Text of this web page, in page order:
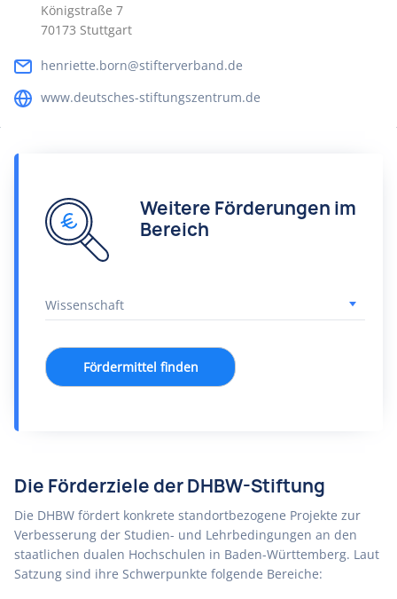
Königstraße 7
70173 Stuttgart
henriette.born@stifterverband.de
www.deutsches-stiftungszentrum.de
Weitere Förderungen im
Bereich
Fördermittel finden
Die Förderziele der DHBW-Stiftung
Die DHBW fördert konkrete standortbezogene Projekte zur
Verbesserung der Studien- und Lehrbedingungen an den
staatlichen dualen Hochschulen in Baden-Württemberg. Laut
Satzung sind ihre Schwerpunkte folgende Bereiche: